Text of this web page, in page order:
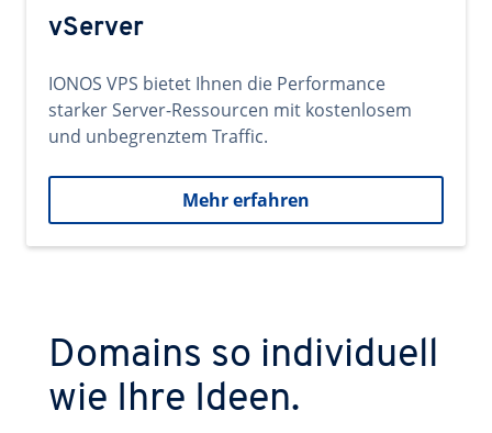
vServer
IONOS VPS bietet Ihnen die Performance
starker Server-Ressourcen mit kostenlosem
und unbegrenztem Traffic.
Mehr erfahren
Domains so individuell
wie Ihre Ideen.